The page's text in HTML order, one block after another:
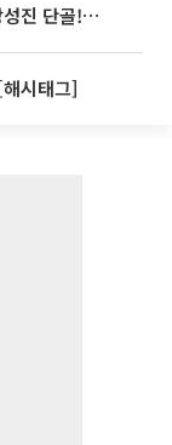
'2TV 생생정보' 오늘방송맛집- 배우 강성진 단골! 쌀국수ㆍ푸팟퐁 커리 맛집 '블○○○'
시태그]